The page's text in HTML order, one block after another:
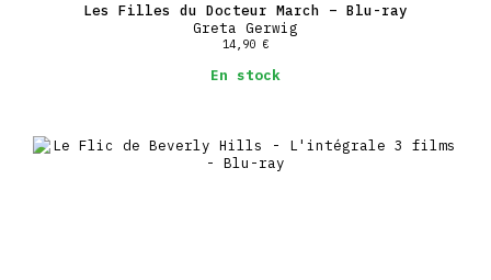
Les Filles du Docteur March – Blu-ray
Greta Gerwig
14,90 €
En stock